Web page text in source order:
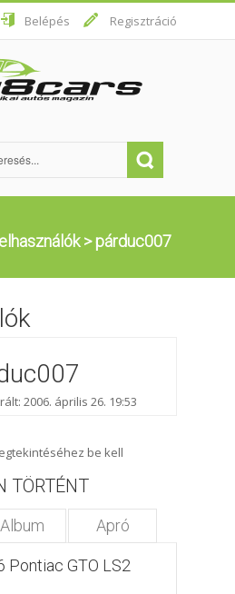
Belépés Regisztráció
>párduc007
2006. április 26. 19:53
be kell
TÖRTÉNT
Album Apró
Pontiac GTO LS2